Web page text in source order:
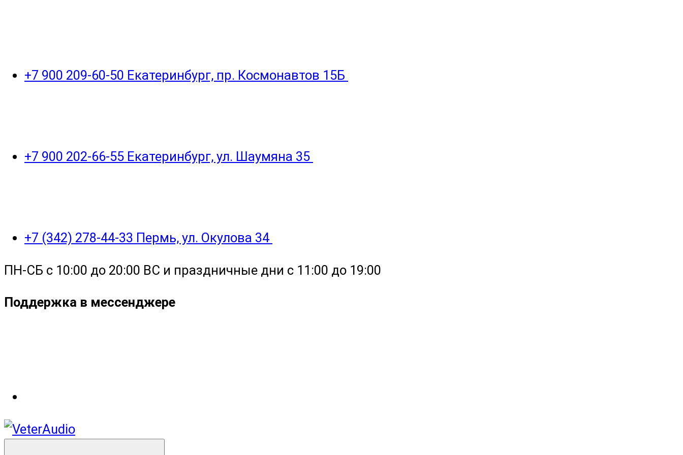
+7 900 209-60-50 Екатеринбург, пр. Космонавтов 15Б
+7 900 202-66-55 Екатеринбург, ул. Шаумяна 35
+7 (342) 278-44-33 Пермь, ул. Окулова 34
ПН-СБ с 10:00 до 20:00 ВС и праздничные дни с 11:00 до 19:00
Поддержка в мессенджере